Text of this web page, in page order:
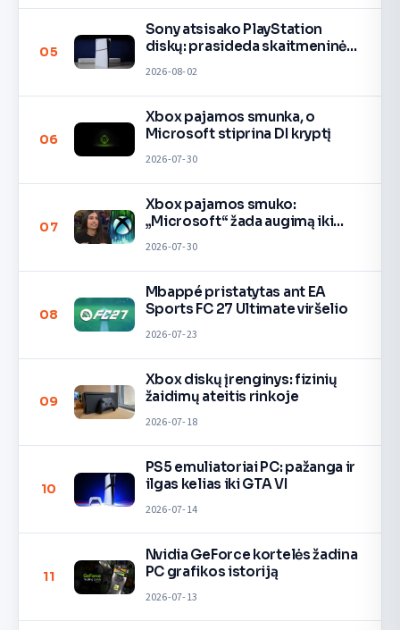
05
Sony atsisako PlayStation
diskų: prasideda skaitmeninė
2026-08-02
06
Xbox pajamos smunka, o
Microsoft stiprina DI kryptį
2026-07-30
07
Xbox pajamos smuko:
„Microsoft“ žada augimą iki
2026-07-30
08
Mbappé pristatytas ant EA
Sports FC 27 Ultimate viršelio
2026-07-23
09
Xbox diskų įrenginys: fizinių
žaidimų ateitis rinkoje
2026-07-18
10
PS5 emuliatoriai PC: pažanga ir
ilgas kelias iki GTA VI
2026-07-14
11
Nvidia GeForce kortelės žadina
PC grafikos istoriją
2026-07-13